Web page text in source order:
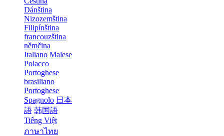
Dánština
Nizozemština
Filipínština
francouzština
němčina
Italiano Malese
Polacco
Portoghese
brasiliano
Portoghese
Spagnolo 日本
語 韩国語
Tiếng Việt
ภาษาไทย